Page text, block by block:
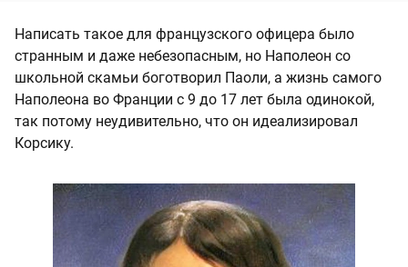
Написать такое для французского офицера было
странным и даже небезопасным, но Наполеон со
школьной скамьи боготворил Паоли, а жизнь самого
Наполеона во Франции с 9 до 17 лет была одинокой,
так потому неудивительно, что он идеализировал
Корсику.